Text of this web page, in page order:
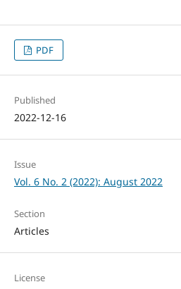
PDF
Published
2022-12-16
Issue
Vol. 6 No. 2 (2022): August 2022
Section
Articles
License